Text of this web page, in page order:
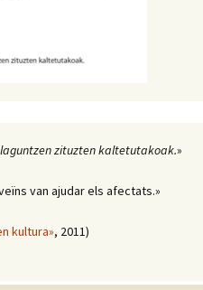
zituzten kaltetutakoak.»
van ajudar els afectats.»
kultura», 2011)